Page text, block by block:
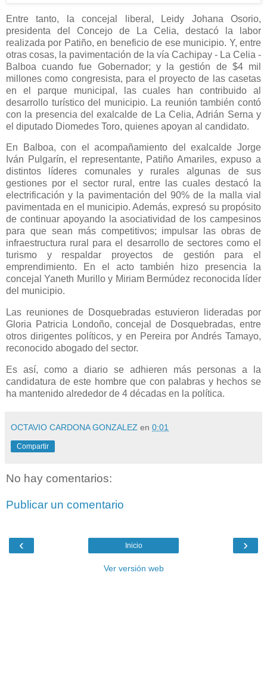
Entre tanto, la concejal liberal, Leidy Johana Osorio,
presidenta del Concejo de La Celia, destacó la labor
realizada por Patiño, en beneficio de ese municipio. Y, entre
otras cosas, la pavimentación de la vía Cachipay - La Celia -
Balboa cuando fue Gobernador; y la gestión de $4 mil
millones como congresista, para el proyecto de las casetas
en el parque municipal, las cuales han contribuido al
desarrollo turístico del municipio. La reunión también contó
con la presencia del exalcalde de La Celia, Adrián Serna y
el diputado Diomedes Toro, quienes apoyan al candidato.
En Balboa, con el acompañamiento del exalcalde Jorge
Iván Pulgarín, el representante, Patiño Amariles, expuso a
distintos líderes comunales y rurales algunas de sus
gestiones por el sector rural, entre las cuales destacó la
electrificación y la pavimentación del 90% de la malla vial
pavimentada en el municipio. Además, expresó su propósito
de continuar apoyando la asociatividad de los campesinos
para que sean más competitivos; impulsar las obras de
infraestructura rural para el desarrollo de sectores como el
turismo y respaldar proyectos de gestión para el
emprendimiento. En el acto también hizo presencia la
concejal Yaneth Murillo y Miriam Bermúdez reconocida líder
del municipio.
Las reuniones de Dosquebradas estuvieron lideradas por
Gloria Patricia Londoño, concejal de Dosquebradas, entre
otros dirigentes políticos, y en Pereira por Andrés Tamayo,
reconocido abogado del sector.
Es así, como a diario se adhieren más personas a la
candidatura de este hombre que con palabras y hechos se
ha mantenido alrededor de 4 décadas en la política.
OCTAVIO CARDONA GONZALEZ en 0:01
Compartir
No hay comentarios:
Publicar un comentario
‹ ›
Inicio
Ver versión web